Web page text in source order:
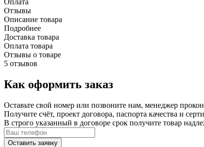
Отзывы
Описание товара
Подробнее
Доставка товара
Оплата товара
Отзывы о товаре
5 отзывов
Как оформить заказ
Оставьте свой номер или позвоните нам, менеджер
Получите счёт, проект договора, паспорта качества и
В строго указанный в договоре срок получите товар